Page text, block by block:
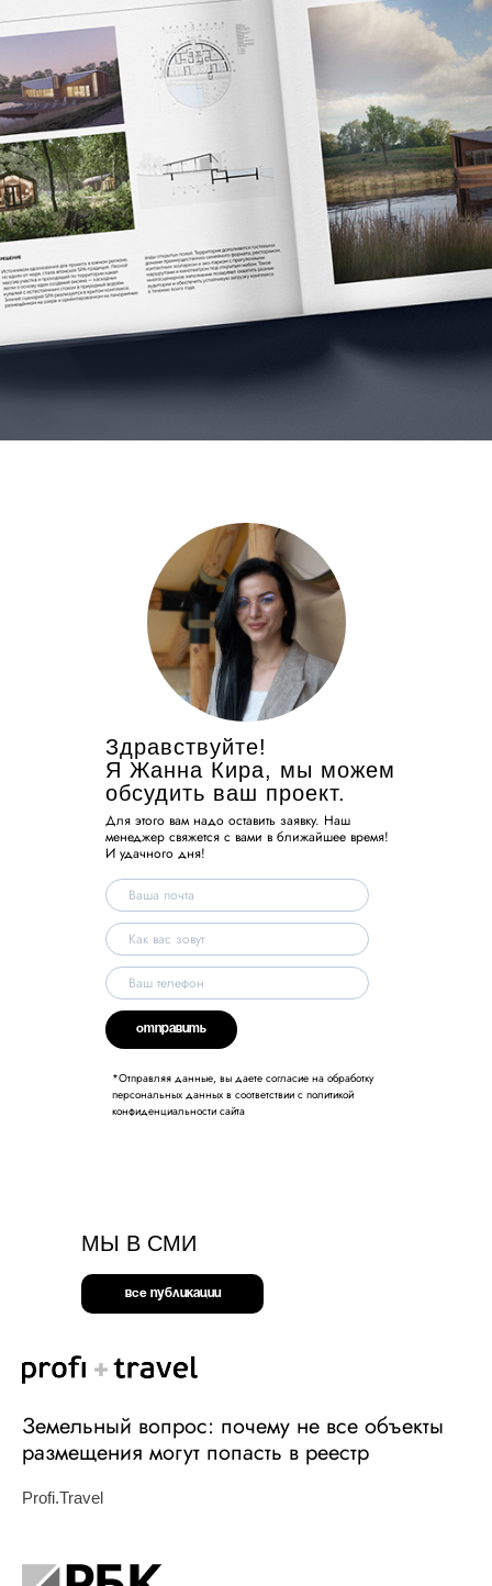
ОТПРАВИТЬ
Здравствуйте!
Я Жанна Кира, мы можем
обсудить ваш проект.
Для этого вам надо оставить заявку. Наш
менеджер свяжется с вами в ближайшее время!
И удачного дня!
*Отправляя данные, вы даете согласие на обработку
персональных данных в соответствии с политикой
конфиденциальности сайта
МЫ В СМИ
все публикации
Земельный вопрос: почему не все объекты
размещения могут попасть в реестр
Profi.Travel